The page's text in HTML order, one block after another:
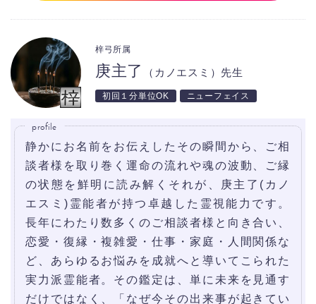
庚主了 （カノエスミ）先生
梓弓所属
初回１分単位OK ニューフェイス
profile
静かにお名前をお伝えしたその瞬間から、ご相
談者様を取り巻く運命の流れや魂の波動、ご縁
の状態を鮮明に読み解くそれが、庚主了(カノ
エスミ)霊能者が持つ卓越した霊視能力です。
長年にわたり数多くのご相談者様と向き合い、
恋愛・復縁・複雑愛・仕事・家庭・人間関係な
ど、あらゆるお悩みを成就へと導いてこられた
実力派霊能者。その鑑定は、単に未来を見通す
だけではなく、「なぜ今その出来事が起きてい